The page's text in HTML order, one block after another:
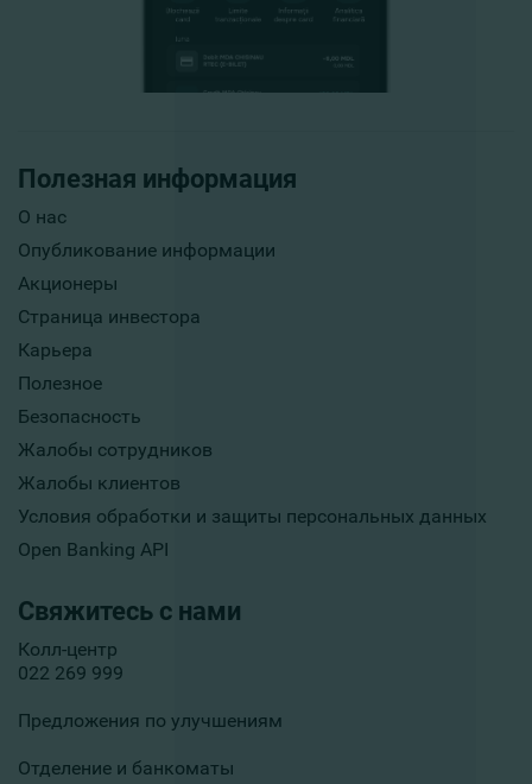
Полезная информация
О нас
Опубликование информации
Акционеры
Страница инвестора
Карьера
Полезное
Безопасность
Жалобы сотрудников
Жалобы клиентов
Условия обработки и защиты персональных данных
Open Banking API
Свяжитесь с нами
Колл-центр
022 269 999
Предложения по улучшениям
Отделение и банкоматы